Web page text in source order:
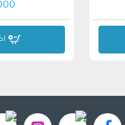
OMR